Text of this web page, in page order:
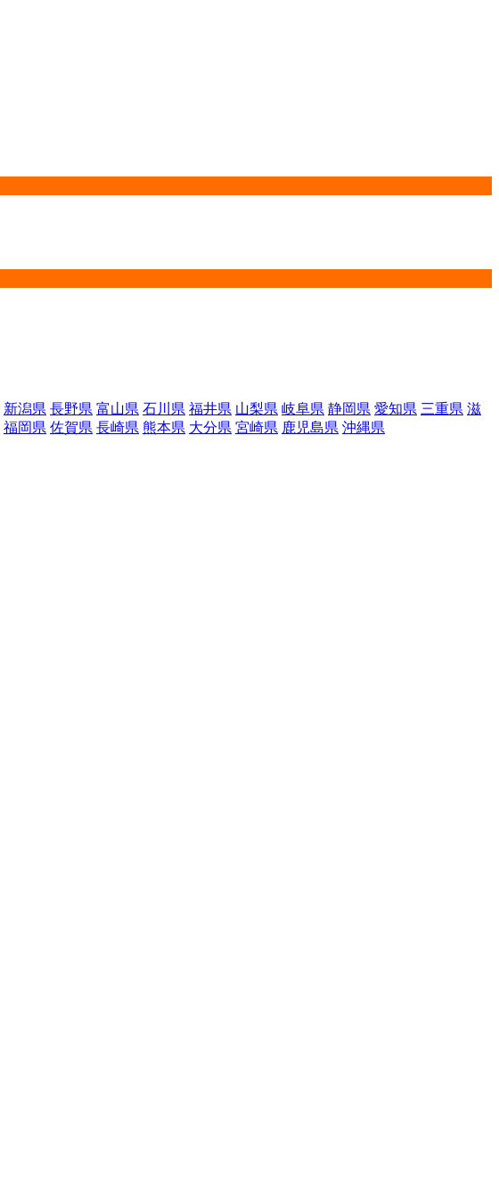
新潟県 長野県 富山県 石川県 福井県 山梨県 岐阜県 静岡県 愛知県 三重県 滋
福岡県 佐賀県 長崎県 熊本県 大分県 宮崎県 鹿児島県 沖縄県